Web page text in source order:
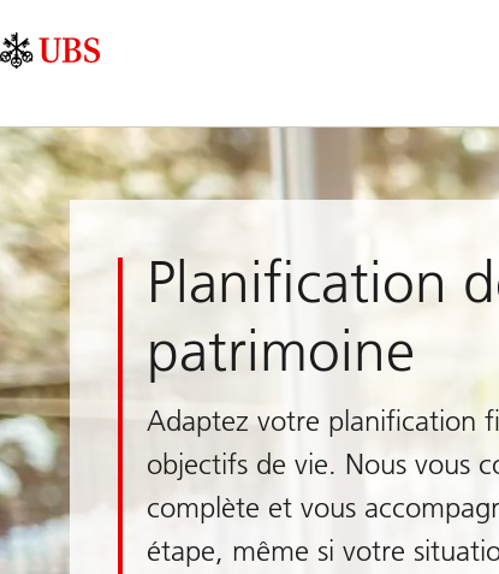
Area
principale
Planification
patrimoine
Adaptez votre planification
objectifs de vie. Nous vous
complète et vous
étape, même si votre